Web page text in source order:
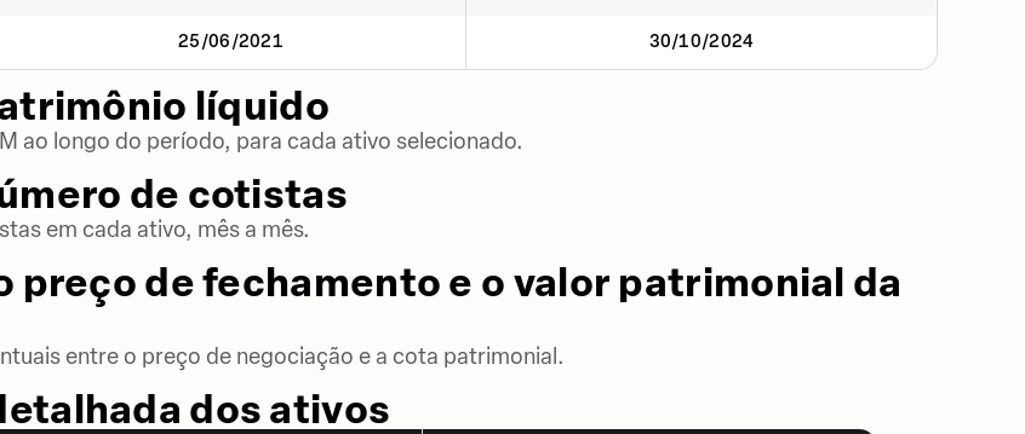
25/06/2021
30/10/2024
líquido
ao longo do período, para cada ativo selecionado.
de cotistas
em cada ativo, mês a mês.
preço de fechamento e o valor patrimonial da
entre o preço de negociação e a cota patrimonial.
dos ativos